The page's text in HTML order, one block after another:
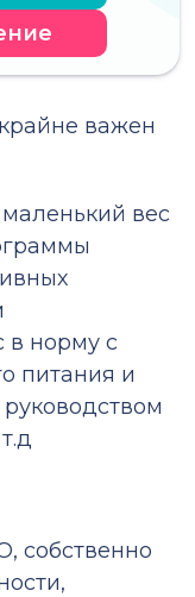
важен
вес
в норму с
питания и
собственно